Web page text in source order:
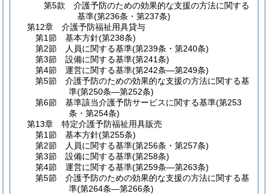
第5款
介護予防のための効果的な支援の方法に関する
基準(第236条・第237条)
第12章
介護予防福祉用具貸与
第1節
基本方針(第238条)
第2節
人員に関する基準(第239条・第240条)
第3節
設備に関する基準(第241条)
第4節
運営に関する基準(第242条―第249条)
第5節
介護予防のための効果的な支援の方法に関する基
準(第250条―第252条)
第6節
基準該当介護予防サービスに関する基準(第253
条・第254条)
第13章
特定介護予防福祉用具販売
第1節
基本方針(第255条)
第2節
人員に関する基準(第256条・第257条)
第3節
設備に関する基準(第258条)
第4節
運営に関する基準(第259条―第263条)
第5節
介護予防のための効果的な支援の方法に関する基
準(第264条―第266条)